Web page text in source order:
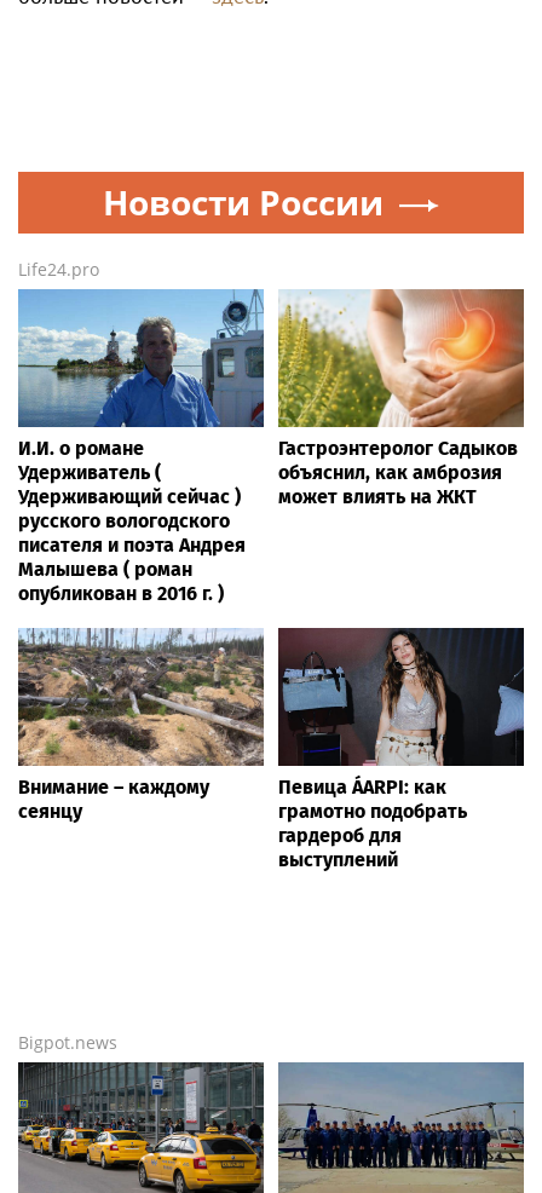
Новости России
Life24.pro
И.И. о романе
Удерживатель (
Удерживающий сейчас )
русского вологодского
писателя и поэта Андрея
Малышева ( роман
опубликован в 2016 г. )
Гастроэнтеролог Садыков
объяснил, как амброзия
может влиять на ЖКТ
Внимание – каждому
сеянцу
Певица ÁARPI: как
грамотно подобрать
гардероб для
выступлений
Bigpot.news